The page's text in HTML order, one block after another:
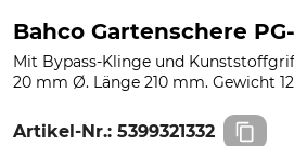
Bahco Gartenschere PG-
Mit Bypass-Klinge und
20 mm Ø. Länge 210 mm. Gewicht
Artikel-Nr.: 5399321332